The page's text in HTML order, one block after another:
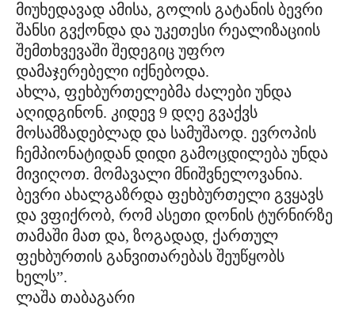
მიუხედავად ამისა, გოლის გატანის ბევრი
შანსი გვქონდა და უკეთესი რეალიზაციის
შემთხვევაში შედეგიც უფრო
დამაჯერებელი იქნებოდა.
ახლა, ფეხბურთელებმა ძალები უნდა
აღიდგინონ. კიდევ 9 დღე გვაქვს
მოსამზადებლად და სამუშაოდ. ევროპის
ჩემპიონატიდან დიდი გამოცდილება უნდა
მივიღოთ. მომავალი მნიშვნელოვანია.
ბევრი ახალგაზრდა ფეხბურთელი გვყავს
და ვფიქრობ, რომ ასეთი დონის ტურნირზე
თამაში მათ და, ზოგადად, ქართულ
ფეხბურთის განვითარებას შეუწყობს
ხელს”.
ლაშა თაბაგარი